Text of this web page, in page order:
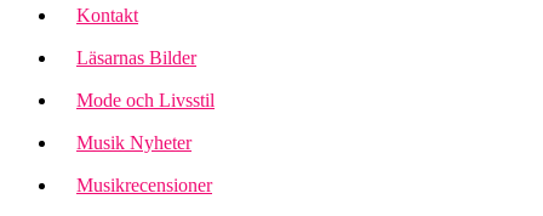
Kontakt
Läsarnas Bilder
Mode och Livsstil
Musik Nyheter
Musikrecensioner